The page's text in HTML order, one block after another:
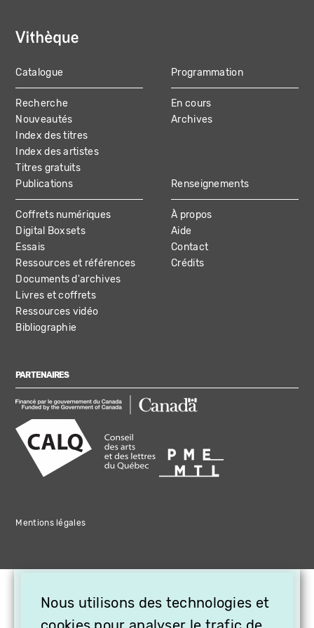
MAIN
NAVIGATION
Catalogue
Recherche
Nouveautés
Index des titres
Index des artistes
Titres gratuits
Programmation
En cours
Archives
Publications
Coffrets numériques
Digital Boxsets
Essais
Ressources et références
Documents d'archives
Livres et coffrets
Ressources vidéo
Bibliographie
Renseignements
À propos
Aide
Contact
Crédits
PARTENAIRES
Mentions légales
Nous utilisons des technologies et
OFFREZ LA VIDÉO EN